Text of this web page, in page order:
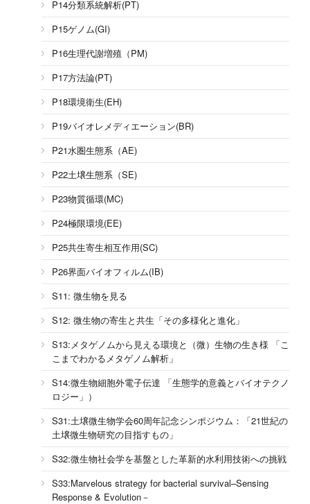
P14分類系統解析(PT)
P15ゲノム(GI)
P16生理代謝増殖（PM)
P17方法論(PT)
P18環境衛生(EH)
P19バイオレメディエーション(BR)
P21水圏生態系（AE)
P22土壌生態系（SE)
P23物質循環(MC)
P24極限環境(EE)
P25共生寄生相互作用(SC)
P26界面バイオフィルム(IB)
S11: 微生物を見る
S12: 微生物の寄生と共生「その多様化と進化」
S13:メタゲノムから見える環境と（微）生物の生き様 「こ
こまでわかるメタゲノム解析」
S14:微生物細胞外電子伝達 「生態学的意義とバイオテクノ
ロジー」）
S31:土壌微生物学会60周年記念シンポジウム：「21世紀の
土壌微生物研究の目指すもの」
S32:微生物社会学を基盤とした革新的水利用技術への挑戦
S33:Marvelous strategy for bacterial survival–Sensing
Response & Evolution－